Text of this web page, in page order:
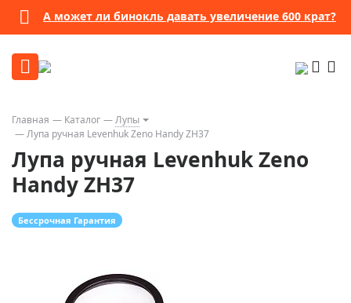
А может ли бинокль давать увеличение 600 крат?
Главная Каталог
Лупы
Лупа ручная Levenhuk Zeno Handy ZH37
Лупа ручная Levenhuk Zeno
Handy ZH37
Бессрочная Гарантия